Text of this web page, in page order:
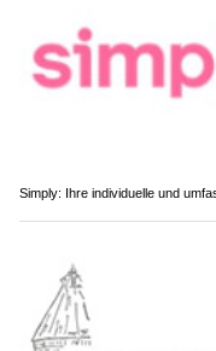
Simply: Ihre individuelle und